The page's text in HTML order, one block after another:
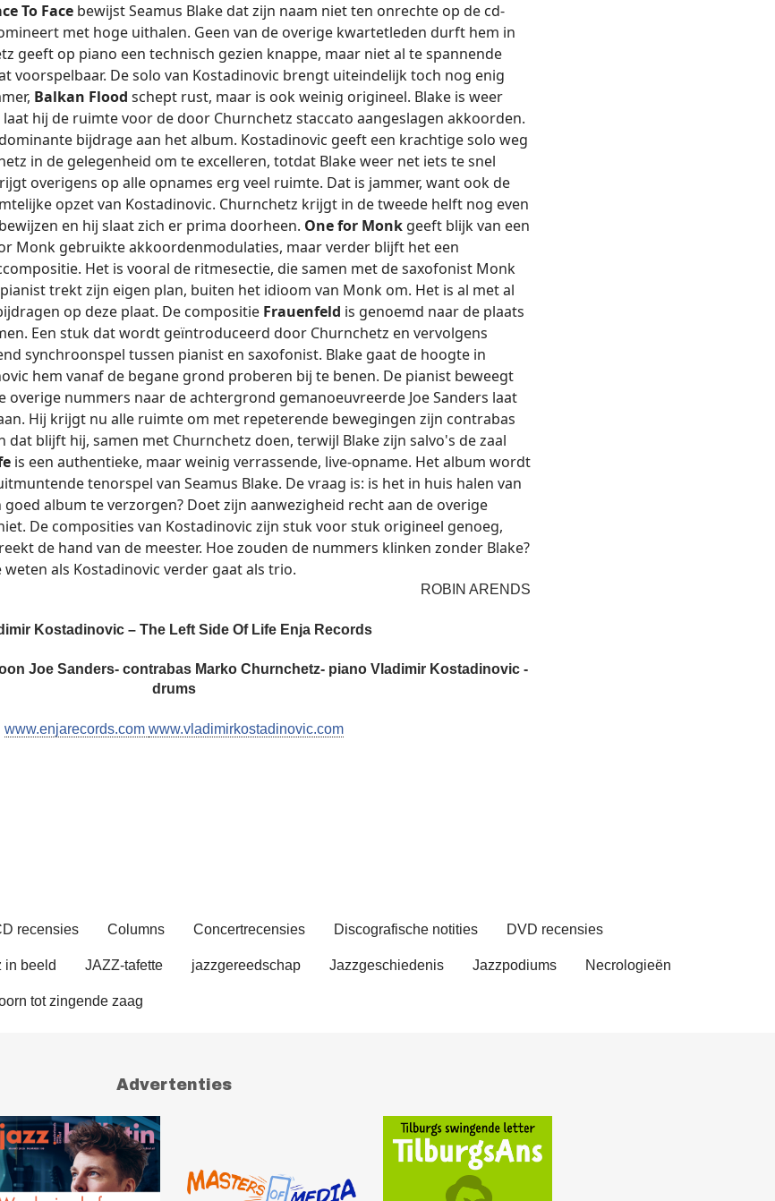
To Face bewijst Seamus Blake dat zijn naam niet ten onrechte op de cd-
met hoge uithalen. Geen van de overige kwartetleden durft hem in
geeft op piano een technisch gezien knappe, maar niet al te spannende
voorspelbaar. De solo van Kostadinovic brengt uiteindelijk toch nog enig
Balkan Flood schept rust, maar is ook weinig origineel. Blake is weer
hij de ruimte voor de door Churnchetz staccato aangeslagen akkoorden.
bijdrage aan het album. Kostadinovic geeft een krachtige solo weg
in de gelegenheid om te excelleren, totdat Blake weer net iets te snel
overigens op alle opnames erg veel ruimte. Dat is jammer, want ook de
opzet van Kostadinovic. Churnchetz krijgt in de tweede helft nog even
en hij slaat zich er prima doorheen. One for Monk geeft blijk van een
Monk gebruikte akkoordenmodulaties, maar verder blijft het een
Het is vooral de ritmesectie, die samen met de saxofonist Monk
trekt zijn eigen plan, buiten het idioom van Monk om. Het is al met al
op deze plaat. De compositie Frauenfeld is genoemd naar de plaats
Een stuk dat wordt geïntroduceerd door Churnchetz en vervolgens
synchroonspel tussen pianist en saxofonist. Blake gaat de hoogte in
hem vanaf de begane grond proberen bij te benen. De pianist beweegt
overige nummers naar de achtergrond gemanoeuvreerde Joe Sanders laat
Hij krijgt nu alle ruimte om met repeterende bewegingen zijn contrabas
dat blijft hij, samen met Churnchetz doen, terwijl Blake zijn salvo's de zaal
is een authentieke, maar weinig verrassende, live-opname. Het album wordt
tenorspel van Seamus Blake. De vraag is: is het in huis halen van
album te verzorgen? Doet zijn aanwezigheid recht aan de overige
De composities van Kostadinovic zijn stuk voor stuk origineel genoeg,
de hand van de meester. Hoe zouden de nummers klinken zonder Blake?
als Kostadinovic verder gaat als trio.
ROBIN ARENDS
Kostadinovic – The Left Side Of Life Enja Records
Joe Sanders- contrabas Marko Churnchetz- piano Vladimir Kostadinovic -
drums
www.enjarecords.com www.vladimirkostadinovic.com
recensies Columns Concertrecensies Discografische notities DVD recensies
in beeld JAZZ-tafette jazzgereedschap Jazzgeschiedenis Jazzpodiums Necrologieën
tot zingende zaag
Advertenties